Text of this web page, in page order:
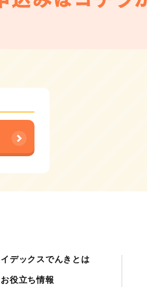
イデックスでんきとは
お役立ち情報